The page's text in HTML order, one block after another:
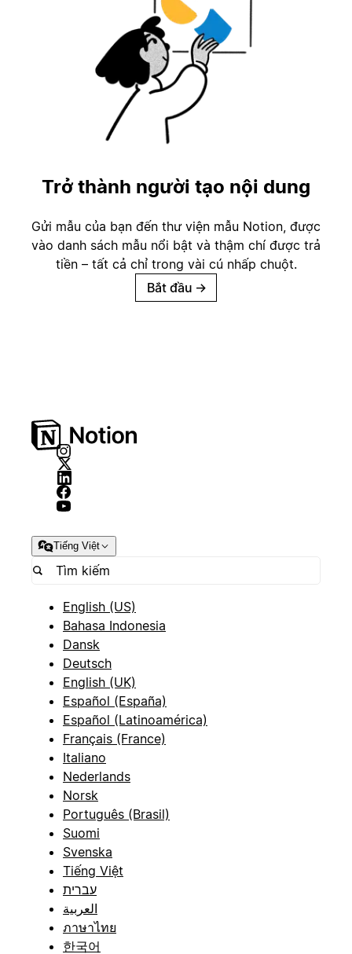
Trở thành người tạo nội dung
Gửi mẫu của bạn đến thư viện mẫu Notion, được
vào danh sách mẫu nổi bật và thậm chí được trả
tiền – tất cả chỉ trong vài cú nhấp chuột.
Bắt đầu →
Tiếng Việt
English (US)
Bahasa Indonesia
Dansk
Deutsch
English (UK)
Español (España)
Español (Latinoamérica)
Français (France)
Italiano
Nederlands
Norsk
Português (Brasil)
Suomi
Svenska
Tiếng Việt
עברית
العربية
ภาษาไทย
한국어